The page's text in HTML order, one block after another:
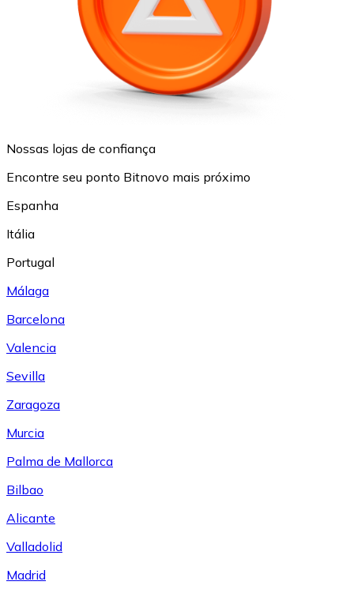
Nossas lojas de confiança
Encontre seu ponto Bitnovo mais próximo
Espanha
Itália
Portugal
Málaga
Barcelona
Valencia
Sevilla
Zaragoza
Murcia
Palma de Mallorca
Bilbao
Alicante
Valladolid
Madrid